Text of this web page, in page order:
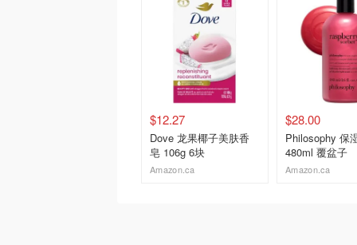
$12.27
Dove 龙果椰子美肤香
皂 106g 6块
Amazon.ca
$28.00
Philosophy 保
480ml 覆盆子
Amazon.ca